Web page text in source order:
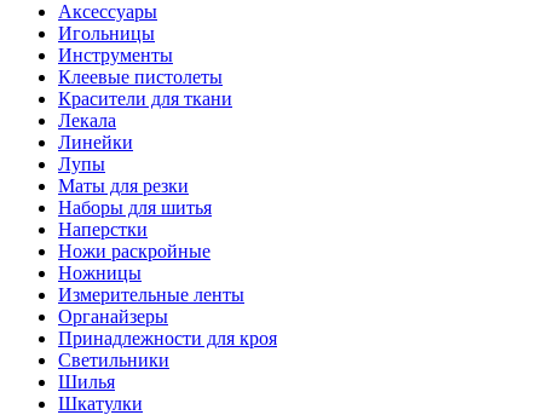
Аксессуары
Игольницы
Инструменты
Клеевые пистолеты
Красители для ткани
Лекала
Линейки
Лупы
Маты для резки
Наборы для шитья
Наперстки
Ножи раскройные
Ножницы
Измерительные ленты
Органайзеры
Принадлежности для кроя
Светильники
Шилья
Шкатулки